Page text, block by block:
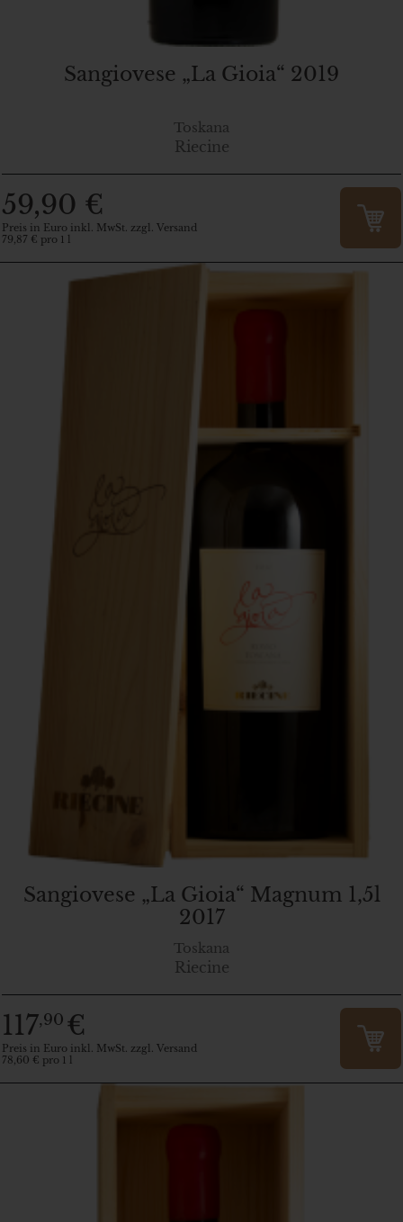
Sangiovese „La Gioia“ 2019
Toskana
Riecine
59,90 €
Preis in Euro inkl. MwSt. zzgl. Versand
79,87 € pro 1 l
Sangiovese „La Gioia“ Magnum 1,5l
2017
Toskana
Riecine
117,90 €
Preis in Euro inkl. MwSt. zzgl. Versand
78,60 € pro 1 l